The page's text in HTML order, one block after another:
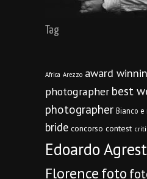
Tag
Africa Arezzo award
photographer best
photographer Bianco e
bride concorso contest
Edoardo
Florencefoto